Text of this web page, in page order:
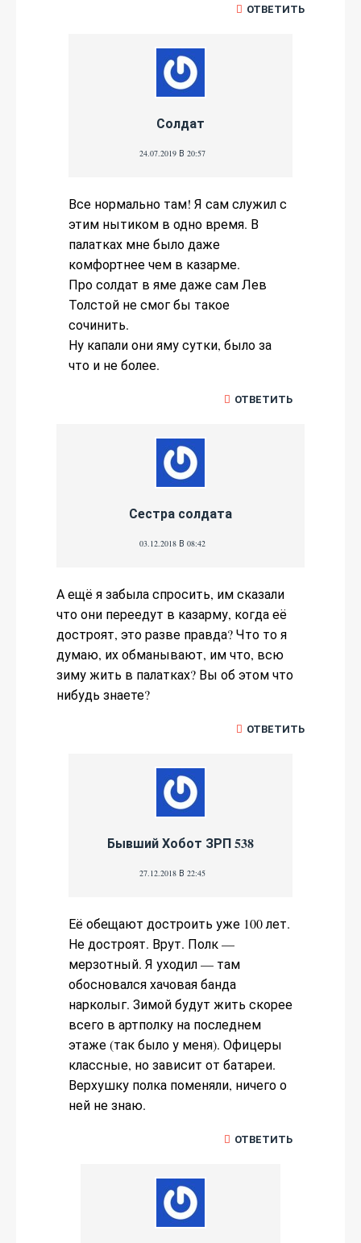
ОТВЕТИТЬ
Солдат
24.07.2019 В 20:57
Все нормально там! Я сам служил с
этим нытиком в одно время. В
палатках мне было даже
комфортнее чем в казарме.
Про солдат в яме даже сам Лев
Толстой не смог бы такое
сочинить.
Ну капали они яму сутки, было за
что и не более.
ОТВЕТИТЬ
Сестра солдата
03.12.2018 В 08:42
А ещё я забыла спросить, им сказали
что они переедут в казарму, когда её
достроят, это разве правда? Что то я
думаю, их обманывают, им что, всю
зиму жить в палатках? Вы об этом что
нибудь знаете?
ОТВЕТИТЬ
Бывший Хобот ЗРП 538
27.12.2018 В 22:45
Её обещают достроить уже 100 лет.
Не достроят. Врут. Полк —
мерзотный. Я уходил — там
обосновался хачовая банда
нарколыг. Зимой будут жить скорее
всего в артполку на последнем
этаже (так было у меня). Офицеры
классные, но зависит от батареи.
Верхушку полка поменяли, ничего о
ней не знаю.
ОТВЕТИТЬ